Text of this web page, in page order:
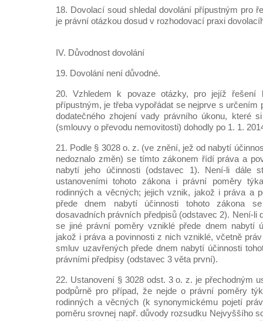
18. Dovolací soud shledal dovolání přípustným pro
je právní otázkou dosud v rozhodovací praxi
IV. Důvodnost dovolání
19. Dovolání není důvodné.
20. Vzhledem k povaze otázky, pro jejíž řešení
přípustným, je třeba vypořádat se nejprve s určením
dodatečného zhojení vady právního úkonu, které
(smlouvy o převodu nemovitosti) dohodly po 1. 1.
21. Podle § 3028 o. z. (ve znění, jež od nabytí
nedoznalo změn) se tímto zákonem řídí práva a
nabytí jeho účinnosti (odstavec 1). Není-li dále
ustanoveními tohoto zákona i právní poměry
rodinných a věcných; jejich vznik, jakož i práva a
přede dnem nabytí účinnosti tohoto zákona
dosavadních právních předpisů (odstavec 2). Není-li
se jiné právní poměry vzniklé přede dnem nabytí
jakož i práva a povinnosti z nich vzniklé, včetně
smluv uzavřených přede dnem nabytí účinnosti
právními předpisy (odstavec 3 věta první).
22. Ustanovení § 3028 odst. 3 o. z. je přechodným
podpůrně pro případ, že nejde o právní poměry
rodinných a věcných (k synonymickému pojetí
poměru srovnej např. důvody rozsudku Nejvyššího